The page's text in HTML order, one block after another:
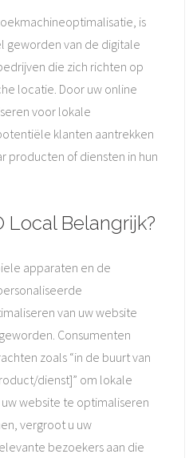
is
geworden van de digitale
die zich richten op
locatie. Door uw online
voor lokale
klanten aantrekken
producten of diensten in hun
Local Belangrijk?
apparaten en de
van uw website
Consumenten
zoals “in de buurt van
dienst]” om lokale
website te optimaliseren
vergroot u uw
bezoekers aan die